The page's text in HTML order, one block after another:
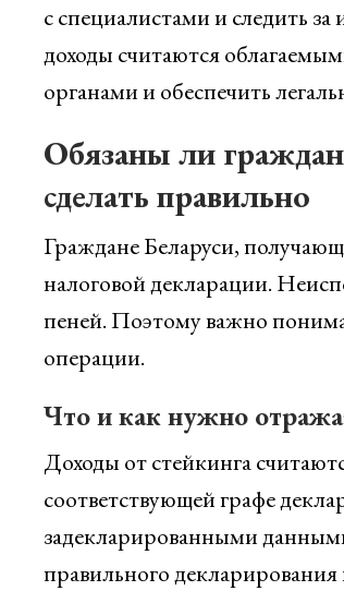
с специалистами и следить
доходы считаются
органами и обеспечить
Обязаны ли
сделать правильно
Граждане Беларуси,
налоговой декларации.
пеней. Поэтому важно
операции.
Что и как нужно
Доходы от стейкинга
соответствующей графе
задекларированными
правильного